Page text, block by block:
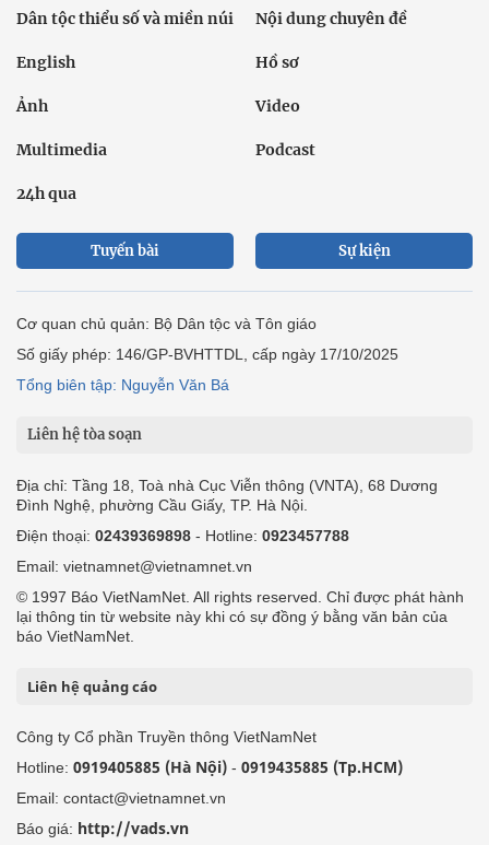
Dân tộc thiểu số và miền núi Nội dung chuyên đề
English Hồ sơ
Ảnh Video
Multimedia Podcast
24h qua
Tuyến bài Sự kiện
Cơ quan chủ quản: Bộ Dân tộc và Tôn giáo
Số giấy phép: 146/GP-BVHTTDL, cấp ngày 17/10/2025
Tổng biên tập: Nguyễn Văn Bá
Liên hệ tòa soạn
Địa chỉ: Tầng 18, Toà nhà Cục Viễn thông (VNTA), 68 Dương
Đình Nghệ, phường Cầu Giấy, TP. Hà Nội.
Điện thoại: 02439369898 - Hotline: 0923457788
Email: vietnamnet@vietnamnet.vn
© 1997 Báo VietNamNet. All rights reserved. Chỉ được phát hành
lại thông tin từ website này khi có sự đồng ý bằng văn bản của
báo VietNamNet.
Liên hệ quảng cáo
Công ty Cổ phần Truyền thông VietNamNet
Hotline: 0919405885 (Hà Nội) - 0919435885 (Tp.HCM)
Email: contact@vietnamnet.vn
Báo giá: http://vads.vn